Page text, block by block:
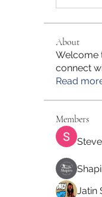
About
Welcome
connect
Read
Members
Jatin